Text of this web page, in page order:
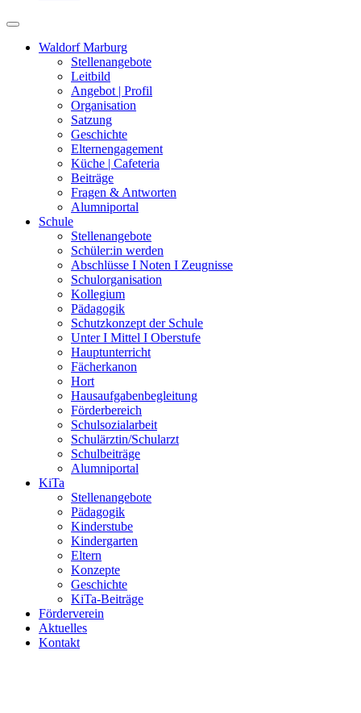
Waldorf Marburg
Stellenangebote
Leitbild
Angebot | Profil
Organisation
Satzung
Geschichte
Elternengagement
Küche | Cafeteria
Beiträge
Fragen & Antworten
Alumniportal
Schule
Stellenangebote
Schüler:in werden
Abschlüsse I Noten I Zeugnisse
Schulorganisation
Kollegium
Pädagogik
Schutzkonzept der Schule
Unter I Mittel I Oberstufe
Hauptunterricht
Fächerkanon
Hort
Hausaufgabenbegleitung
Förderbereich
Schulsozialarbeit
Schulärztin/Schularzt
Schulbeiträge
Alumniportal
KiTa
Stellenangebote
Pädagogik
Kinderstube
Kindergarten
Eltern
Konzepte
Geschichte
KiTa-Beiträge
Förderverein
Aktuelles
Kontakt